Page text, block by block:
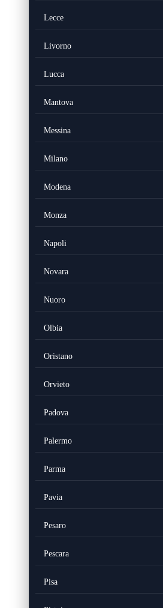
Lecce
Livorno
Lucca
Mantova
Messina
Milano
Modena
Monza
Napoli
Novara
Nuoro
Olbia
Oristano
Orvieto
Padova
Palermo
Parma
Pavia
Pesaro
Pescara
Pisa